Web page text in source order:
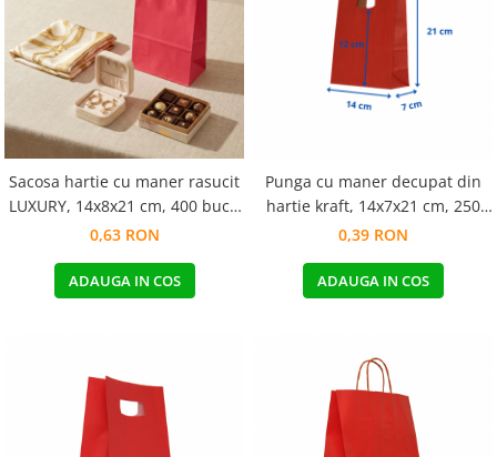
Pungi de hartie ciocolatii
Pungi de hartie mov
Pungi de hartie bordeaux
Cutii cartofi prajiti
Cutii mancare chinezeasca
Boluri supa cu capac de unica
folosinta
Caserole salata din carton
Boluri unica folosinta din trestie
zahar
Suporti pahare din carton
Barcute din carton
Sacosa hartie cu maner rasucit
LUXURY, 14x8x21 cm, 400 buc -
ROSU
0,63 RON
ADAUGA IN COS
Punga cu maner decupat din
hartie kraft, 14x7x21 cm, 250
buc. rosie
0,39 RON
ADAUGA IN COS